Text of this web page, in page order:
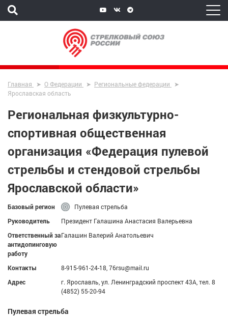
Главная О Федерации
Региональные федерации
Ярославская область
Региональная физкультурно-
спортивная общественная
организация «Федерация пулевой
стрельбы и стендовой стрельбы
Ярославской области»
Базовый регион
Пулевая стрельба
Руководитель
Президент Галашина Анастасия Валерьевна
Ответственный за
антидопинговую
работу
Галашин Валерий Анатольевич
Контакты
8-915-961-24-18, 76rsu@mail.ru
Адрес
г. Ярославль, ул. Ленинградский проспект 43А, тел. 8
(4852) 55-20-94
Пулевая стрельба